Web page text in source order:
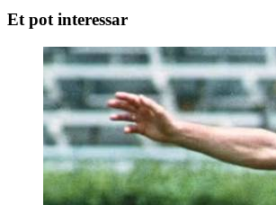
Et pot interessar